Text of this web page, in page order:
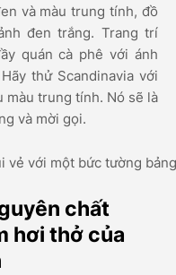
và màu trung tính, đồ
đen trắng. Trang trí
quán cà phê với ánh
thử Scandinavia với
màu trung tính. Nó sẽ là
và mời gọi.
vẻ với một bức tường
chất
hơi thở của